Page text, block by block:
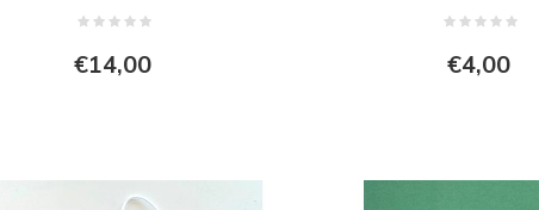
€14,00 €4,00